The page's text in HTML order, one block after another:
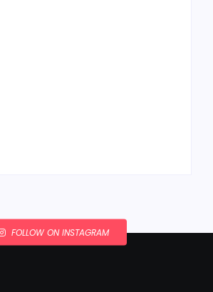
FOLLOW ON INSTAGRAM